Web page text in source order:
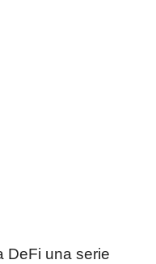
DeFi una serie